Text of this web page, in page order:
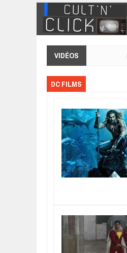
Aller au contenu principal
VIDÉOS
DC FILMS